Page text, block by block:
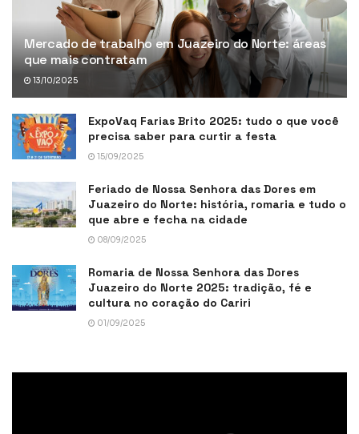
Mercado de trabalho em Juazeiro do Norte: áreas
que mais contratam
13/10/2025
ExpoVaq Farias Brito 2025: tudo o que você
precisa saber para curtir a festa
15/09/2025
Feriado de Nossa Senhora das Dores em
Juazeiro do Norte: história, romaria e tudo o
que abre e fecha na cidade
08/09/2025
Romaria de Nossa Senhora das Dores
Juazeiro do Norte 2025: tradição, fé e
cultura no coração do Cariri
01/09/2025